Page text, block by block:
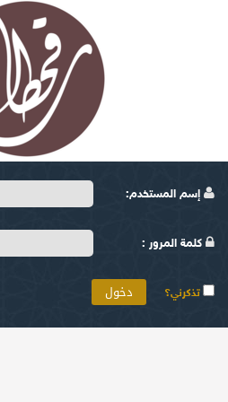
إسم المستخدم:
كلمة المرور :
تذكرني؟